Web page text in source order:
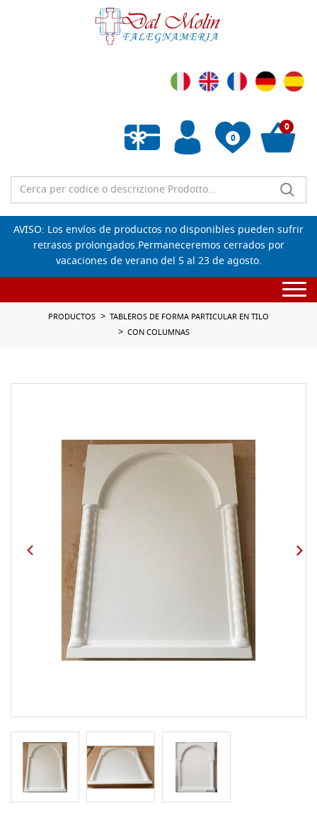
0
Lista de deseos vacía
0
AVISO: Los envíos de productos no disponibles pueden sufrir
retrasos prolongados.Permaneceremos cerrados por
vacaciones de verano del 5 al 23 de agosto.
PRODUCTOS
TABLEROS DE FORMA PARTICULAR EN TILO
CON COLUMNAS